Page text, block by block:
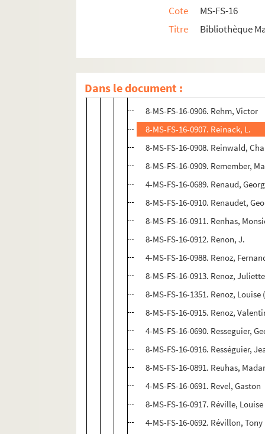
Cote
MS-FS-16
Titre
Bibliothèque
Dans le document :
8-MS-FS-16-0904. Régine, Anna
4-MS-FS-16-0688. Regnier
8-MS-FS-16-0906. Rehm, Victor
8-MS-FS-16-0907. Reinack, L.
8-MS-FS-16-0908. Reinwald,
8-MS-FS-16-0909. Remember,
4-MS-FS-16-0689. Renaud,
8-MS-FS-16-0910. Renaudet,
8-MS-FS-16-0911. Renhas,
8-MS-FS-16-0912. Renon, J.
4-MS-FS-16-0988. Renoz,
8-MS-FS-16-0913. Renoz, Juliette
8-MS-FS-16-1351. Renoz, Louise
8-MS-FS-16-0915. Renoz,
4-MS-FS-16-0690. Resseguier,
8-MS-FS-16-0916. Rességuier,
8-MS-FS-16-0891. Reuhas,
4-MS-FS-16-0691. Revel, Gaston
8-MS-FS-16-0917. Réville, Louise
4-MS-FS-16-0692. Révillon, Tony